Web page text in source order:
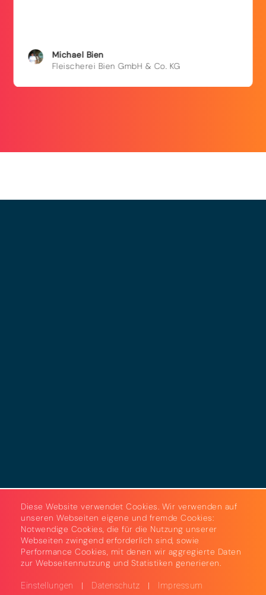
Michael Bien
Fleischerei Bien GmbH & Co. KG
Diese Website verwendet Cookies. Wir verwenden auf
unseren Webseiten eigene und fremde Cookies:
Notwendige Cookies, die für die Nutzung unserer
Webseiten zwingend erforderlich sind, sowie
Performance Cookies, mit denen wir aggregierte Daten
zur Webseitennutzung und Statistiken generieren.
Einstellungen | Datenschutz | Impressum